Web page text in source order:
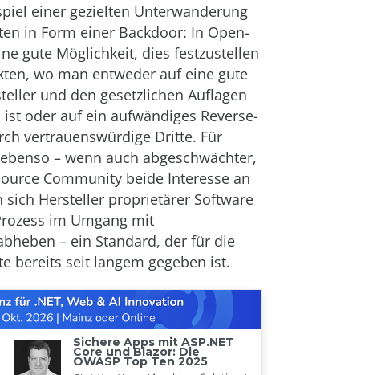
einer gezielten Unterwanderung
in Form einer Backdoor: In Open-
gute Möglichkeit, dies festzustellen
wo man entweder auf eine gute
und den gesetzlichen Auflagen
oder auf ein aufwändiges Reverse-
vertrauenswürdige Dritte. Für
– wenn auch abgeschwächter,
Community beide Interesse an
sich Hersteller proprietärer Software
im Umgang mit
– ein Standard, der für die
bereits seit langem gegeben ist.